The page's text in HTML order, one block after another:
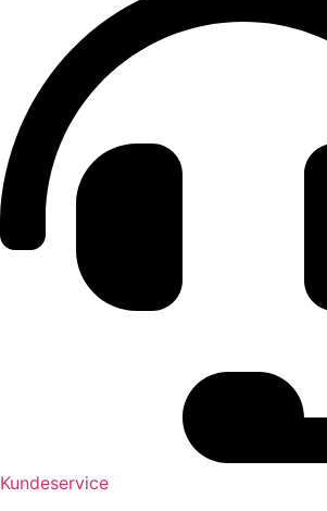
Kundeservice